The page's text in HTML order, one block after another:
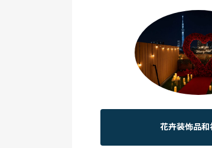
花卉装饰品和